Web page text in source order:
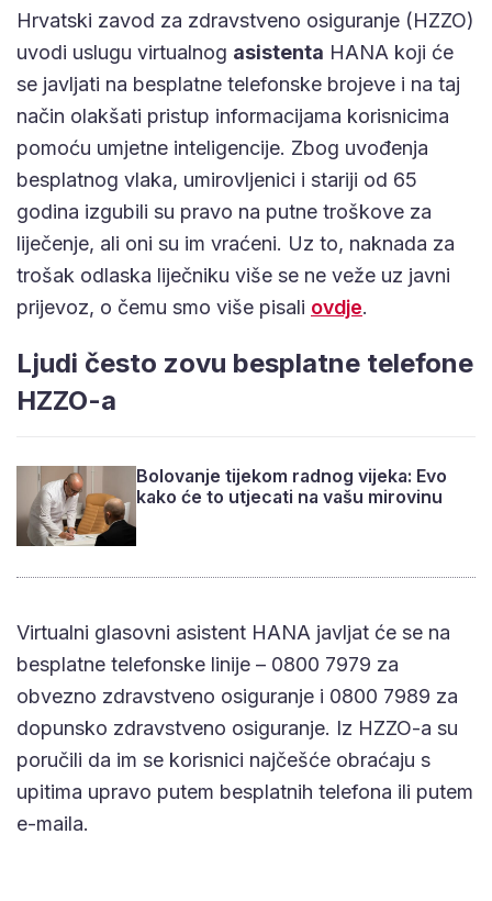
Hrvatski zavod za zdravstveno osiguranje (HZZO)
uvodi uslugu virtualnog asistenta HANA koji će
se javljati na besplatne telefonske brojeve i na taj
način olakšati pristup informacijama korisnicima
pomoću umjetne inteligencije. Zbog uvođenja
besplatnog vlaka, umirovljenici i stariji od 65
godina izgubili su pravo na putne troškove za
liječenje, ali oni su im vraćeni. Uz to, naknada za
trošak odlaska liječniku više se ne veže uz javni
prijevoz, o čemu smo više pisali ovdje.
Ljudi često zovu besplatne telefone
HZZO-a
Bolovanje tijekom radnog vijeka: Evo
kako će to utjecati na vašu mirovinu
Virtualni glasovni asistent HANA javljat će se na
besplatne telefonske linije – 0800 7979 za
obvezno zdravstveno osiguranje i 0800 7989 za
dopunsko zdravstveno osiguranje. Iz HZZO-a su
poručili da im se korisnici najčešće obraćaju s
upitima upravo putem besplatnih telefona ili putem
e-maila.